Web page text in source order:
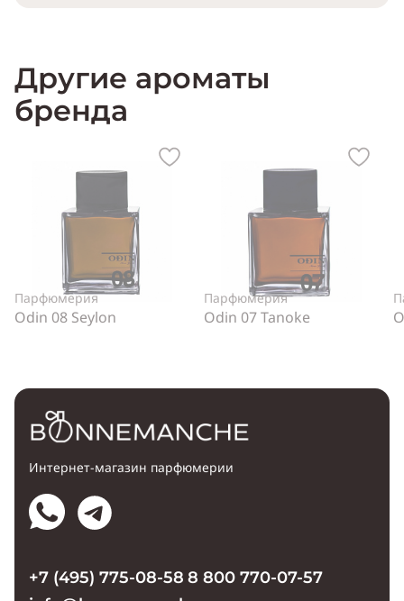
Другие ароматы
бренда
Парфюмерия
Odin 08 Seylon
Парфюмерия
Odin 07 Tanoke
Интернет-магазин парфюмерии
+7 (495) 775-08-58 8 800 770-07-57